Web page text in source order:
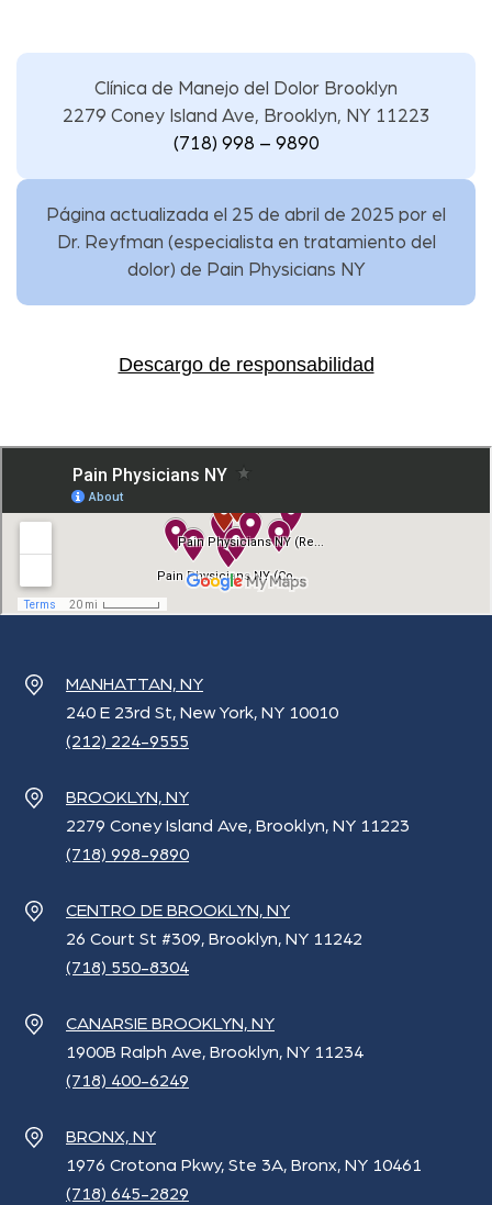
Clínica de Manejo del Dolor Brooklyn
2279 Coney Island Ave, Brooklyn, NY 11223
(718) 998 – 9890
Página actualizada el 25 de abril de 2025 por el
Dr. Reyfman (especialista en tratamiento del
dolor) de Pain Physicians NY
Descargo de responsabilidad
MANHATTAN, NY
240 E 23rd St, New York, NY 10010
(212) 224-9555
BROOKLYN, NY
2279 Coney Island Ave, Brooklyn, NY 11223
(718) 998-9890
CENTRO DE BROOKLYN, NY
26 Court St #309, Brooklyn, NY 11242
(718) 550-8304
CANARSIE BROOKLYN, NY
1900B Ralph Ave, Brooklyn, NY 11234
(718) 400-6249
BRONX, NY
1976 Crotona Pkwy, Ste 3A, Bronx, NY 10461
(718) 645-2829